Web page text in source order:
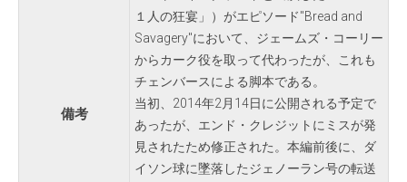
備考
１人の狂宴」）がエピソード"Bread and
Savagery"において、ジェームズ・コーリー
からカーク役を取って代わったが、これも
チェンバースによる脚本である。
当初、2014年2月14日に公開される予定で
あったが、エンド・クレジットにミスが発
見されたため修正された。本編前後に、ダ
イソン球に墜落したジェノーラン号の転送